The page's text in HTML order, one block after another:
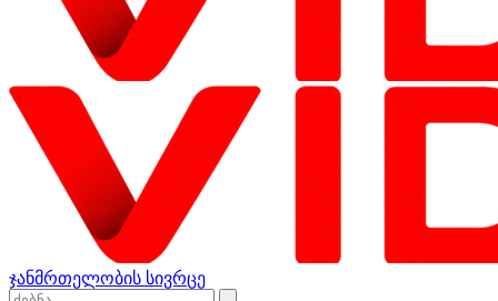
ჯანმრთელობის სივრცე